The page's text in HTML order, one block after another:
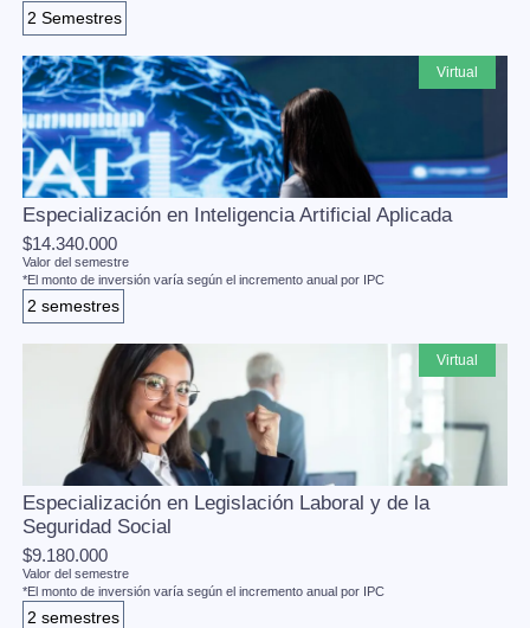
2 Semestres
virtual
Especialización en Inteligencia Artificial Aplicada
$14.340.000
Valor del semestre
*El monto de inversión varía según el incremento anual por IPC
2 semestres
virtual
Especialización en Legislación Laboral y de la
Seguridad Social
$9.180.000
Valor del semestre
*El monto de inversión varía según el incremento anual por IPC
2 semestres